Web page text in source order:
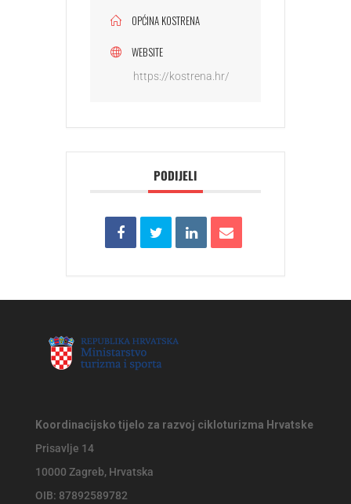
OPĆINA KOSTRENA
WEBSITE
https://kostrena.hr/
PODIJELI
Koordinacijsko tijelo za razvoj cikloturizma Hrvatske
Prisavlje 14
10000 Zagreb, Hrvatska
OIB: 87892589782